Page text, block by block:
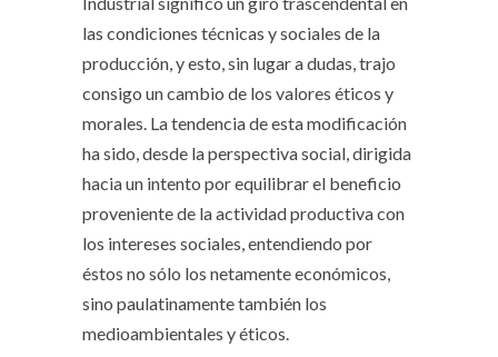
las condiciones técnicas y sociales de la
producción, y esto, sin lugar a dudas, trajo
consigo un cambio de los valores éticos y
morales. La tendencia de esta modificación
ha sido, desde la perspectiva social, dirigida
hacia un intento por equilibrar el beneficio
proveniente de la actividad productiva con
los intereses sociales, entendiendo por
éstos no sólo los netamente económicos,
sino paulatinamente también los
medioambientales y éticos.